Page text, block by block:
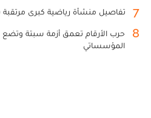
7 تفاصيل منشأة رياضية كبرى مرتقبة
8
حرب الأرقام تعمق أزمة سبتة وتضع
المؤسساتي